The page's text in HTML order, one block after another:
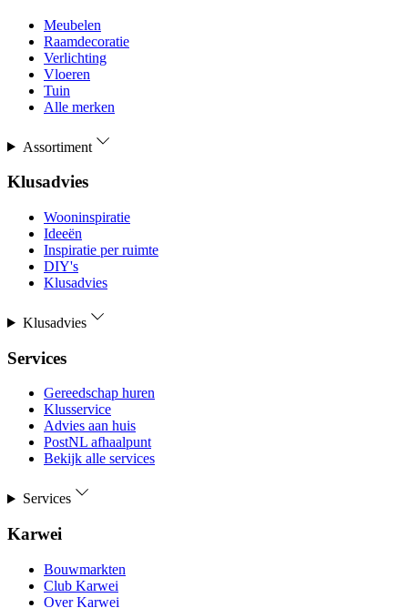
Meubelen
Raamdecoratie
Verlichting
Vloeren
Tuin
Alle merken
Assortiment
Klusadvies
Wooninspiratie
Ideeën
Inspiratie per ruimte
DIY's
Klusadvies
Klusadvies
Services
Gereedschap huren
Klusservice
Advies aan huis
PostNL afhaalpunt
Bekijk alle services
Services
Karwei
Bouwmarkten
Club Karwei
Over Karwei